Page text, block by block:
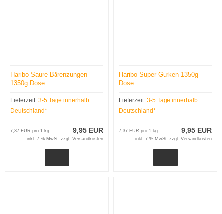
Haribo Saure Bärenzungen
1350g Dose
Lieferzeit: 3-5 Tage innerhalb
Deutschland*
9,95 EUR
7,37 EUR pro 1 kg
inkl. 7 % MwSt. zzgl. Versandkosten
Haribo Super Gurken 1350g
Dose
Lieferzeit: 3-5 Tage innerhalb
Deutschland*
9,95 EUR
7,37 EUR pro 1 kg
inkl. 7 % MwSt. zzgl. Versandkosten